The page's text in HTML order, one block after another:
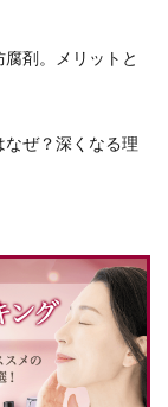
剤。メリットと
ぜ？深くなる理